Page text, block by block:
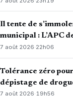
Il tente de
municipal : L’APC
7 août 2026·22h06
Tolérance zéro
dépistage de
7 août 2026·19h56